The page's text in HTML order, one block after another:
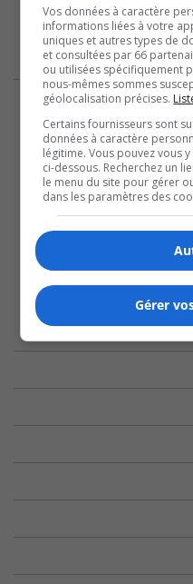
Vos données à caractère
informations liées à votre
uniques et autres types de
et consultées par 66
ou utilisées spécifiquement
nous-mêmes sommes
géolocalisation précises.
Certains fournisseurs sont
données à caractère
légitime. Vous pouvez vous
ci-dessous. Recherchez un
le menu du site pour gérer
dans les paramètres des
Gérer